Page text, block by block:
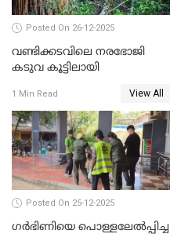
Posted On 26-12-2025
വണ്ടിക്കടവിലെ നരഭോജി
കടുവ കൂട്ടിലായി
1 Min Read View All
Posted On 25-12-2025
ഗര്‍ഭിണിയെ പൊള്ളലേല്‍പ്പിച്ച